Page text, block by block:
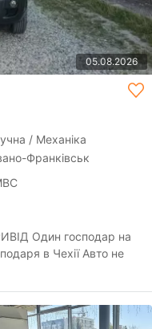
05.08.2026
/ Механіка
Франківськ
Один господар на
в Чехії Авто не